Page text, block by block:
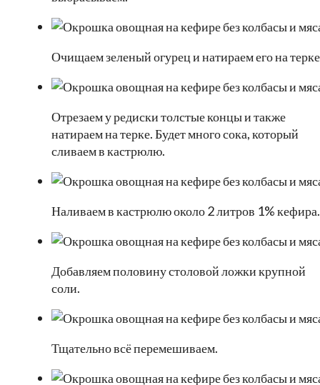
Очищаем зеленый огурец и натираем его на
Отрезаем у редиски толстые концы и также
натираем на терке. Будет много сока, который
сливаем в кастрюлю.
Наливаем в кастрюлю около 2 литров 1% кефира.
Добавляем половину столовой ложки крупной
соли.
Тщательно всё перемешиваем.